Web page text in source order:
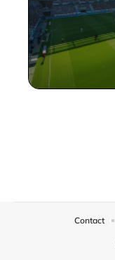
Contact